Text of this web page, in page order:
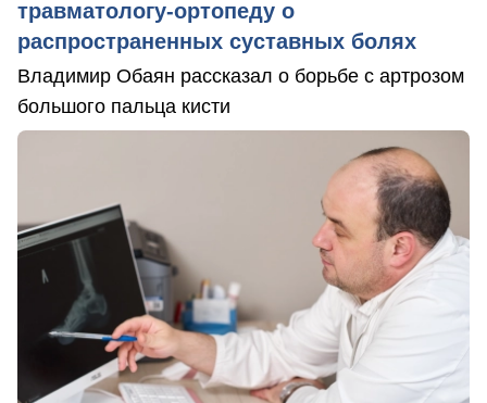
травматологу-ортопеду о
распространенных суставных болях
Владимир Обаян рассказал о борьбе с артрозом
большого пальца кисти